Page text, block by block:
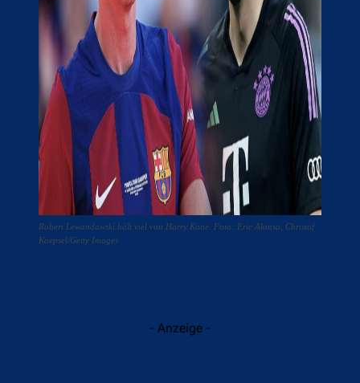
Robert Lewandowski hält viel von Harry Kane. Foto: Eric Alonso, Christof
Koepsel/Getty Images
- Anzeige -